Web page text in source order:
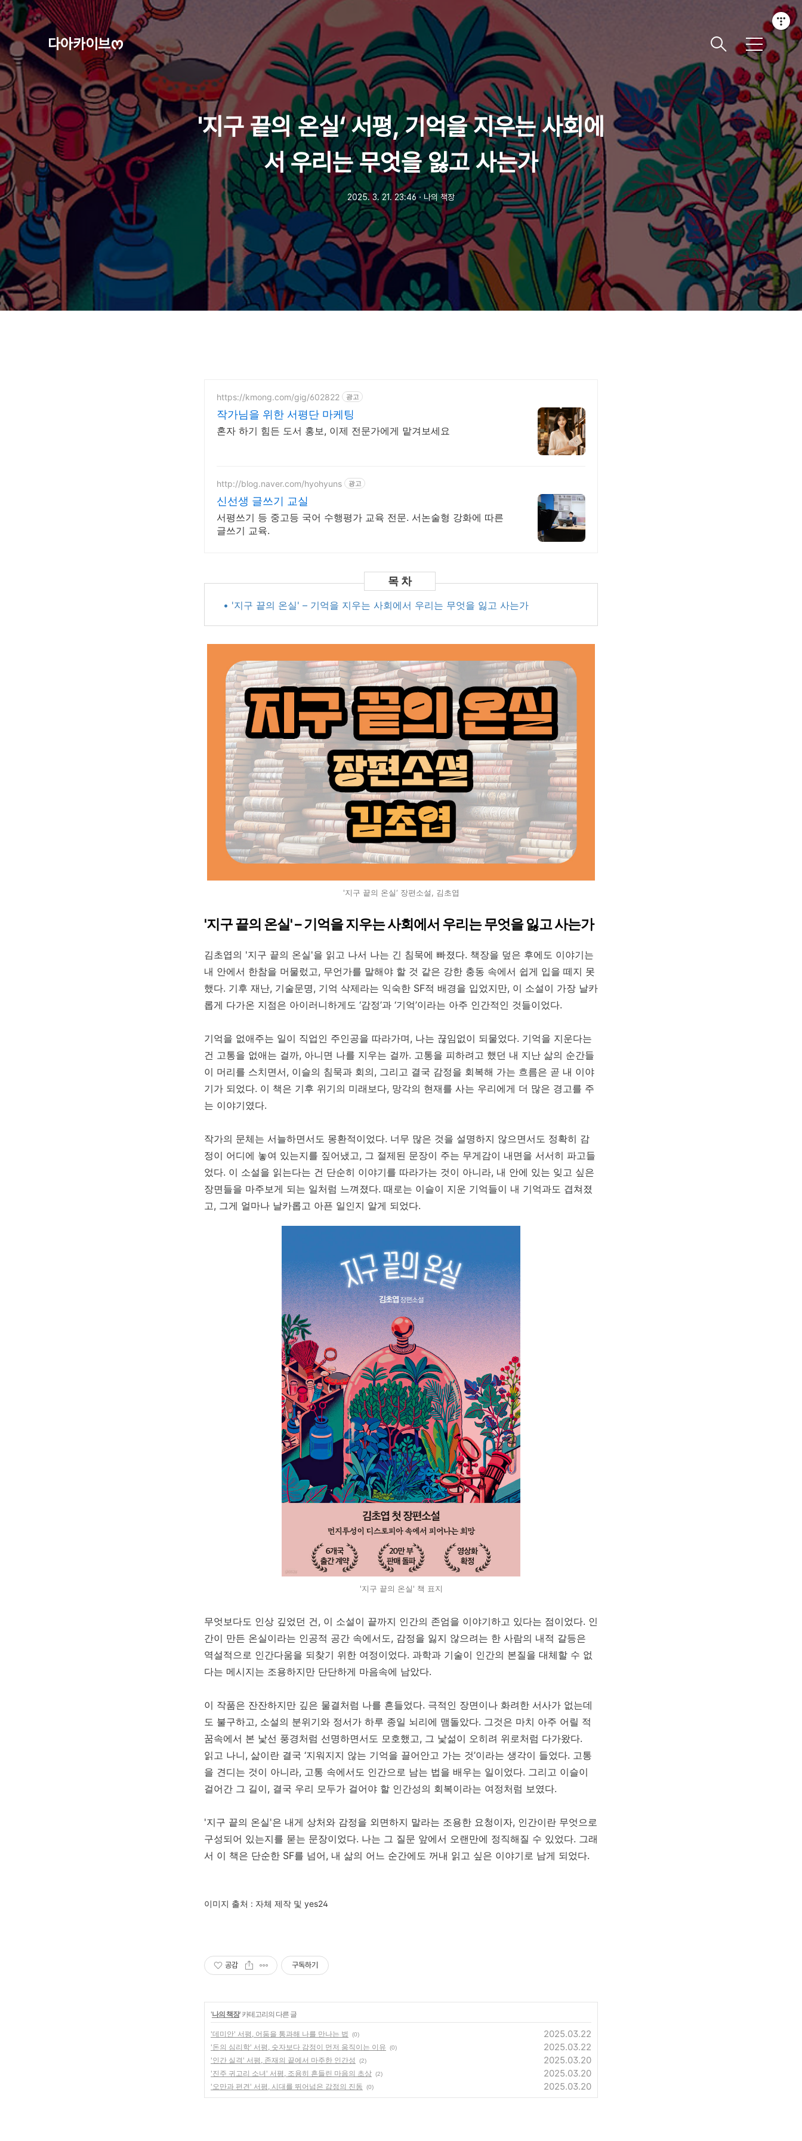
다아카이브ᰔ
메
뉴
'지구 끝의 온실‘ 서평, 기억을 지우는 사회에
서 우리는 무엇을 잃고 사는가
2025. 3. 21. 23:46ㆍ 나의 책장
https://kmong.com/gig/602822 광고
작가님을 위한 서평단 마케팅
혼자 하기 힘든 도서 홍보, 이제 전문가에게 맡겨보세요
http://blog.naver.com/hyohyuns 광고
신선생 글쓰기 교실
서평쓰기 등 중고등 국어 수행평가 교육 전문. 서논술형 강화에 따른
글쓰기 교육.
• '지구 끝의 온실' – 기억을 지우는 사회에서 우리는 무엇을 잃고 사는가
'지구 끝의 온실‘ 장편소설, 김초엽
'지구 끝의 온실' – 기억을 지우는 사회에서 우리는 무엇을 잃고 사는가
김초엽의 '지구 끝의 온실'을 읽고 나서 나는 긴 침묵에 빠졌다. 책장을 덮은 후에도 이야기는
내 안에서 한참을 머물렀고, 무언가를 말해야 할 것 같은 강한 충동 속에서 쉽게 입을 떼지 못
했다. 기후 재난, 기술문명, 기억 삭제라는 익숙한 SF적 배경을 입었지만, 이 소설이 가장 날카
롭게 다가온 지점은 아이러니하게도 ‘감정’과 ‘기억’이라는 아주 인간적인 것들이었다.
기억을 없애주는 일이 직업인 주인공을 따라가며, 나는 끊임없이 되물었다. 기억을 지운다는
건 고통을 없애는 걸까, 아니면 나를 지우는 걸까. 고통을 피하려고 했던 내 지난 삶의 순간들
이 머리를 스치면서, 이슬의 침묵과 회의, 그리고 결국 감정을 회복해 가는 흐름은 곧 내 이야
기가 되었다. 이 책은 기후 위기의 미래보다, 망각의 현재를 사는 우리에게 더 많은 경고를 주
는 이야기였다.
작가의 문체는 서늘하면서도 몽환적이었다. 너무 많은 것을 설명하지 않으면서도 정확히 감
정이 어디에 놓여 있는지를 짚어냈고, 그 절제된 문장이 주는 무게감이 내면을 서서히 파고들
었다. 이 소설을 읽는다는 건 단순히 이야기를 따라가는 것이 아니라, 내 안에 있는 잊고 싶은
장면들을 마주보게 되는 일처럼 느껴졌다. 때로는 이슬이 지운 기억들이 내 기억과도 겹쳐졌
고, 그게 얼마나 날카롭고 아픈 일인지 알게 되었다.
'지구 끝의 온실' 책 표지
무엇보다도 인상 깊었던 건, 이 소설이 끝까지 인간의 존엄을 이야기하고 있다는 점이었다. 인
간이 만든 온실이라는 인공적 공간 속에서도, 감정을 잃지 않으려는 한 사람의 내적 갈등은
역설적으로 인간다움을 되찾기 위한 여정이었다. 과학과 기술이 인간의 본질을 대체할 수 없
다는 메시지는 조용하지만 단단하게 마음속에 남았다.
이 작품은 잔잔하지만 깊은 물결처럼 나를 흔들었다. 극적인 장면이나 화려한 서사가 없는데
도 불구하고, 소설의 분위기와 정서가 하루 종일 뇌리에 맴돌았다. 그것은 마치 아주 어릴 적
꿈속에서 본 낯선 풍경처럼 선명하면서도 모호했고, 그 낯섦이 오히려 위로처럼 다가왔다.
읽고 나니, 삶이란 결국 ‘지워지지 않는 기억을 끌어안고 가는 것’이라는 생각이 들었다. 고통
을 견디는 것이 아니라, 고통 속에서도 인간으로 남는 법을 배우는 일이었다. 그리고 이슬이
걸어간 그 길이, 결국 우리 모두가 걸어야 할 인간성의 회복이라는 여정처럼 보였다.
'지구 끝의 온실'은 내게 상처와 감정을 외면하지 말라는 조용한 요청이자, 인간이란 무엇으로
구성되어 있는지를 묻는 문장이었다. 나는 그 질문 앞에서 오랜만에 정직해질 수 있었다. 그래
서 이 책은 단순한 SF를 넘어, 내 삶의 어느 순간에도 꺼내 읽고 싶은 이야기로 남게 되었다.
이미지 출처 : 자체 제작 및 yes24
공감 구독하기
'나의 책장' 카테고리의 다른 글
'데미안' 서평, 어둠을 통과해 나를 만나는 법 (0) 2025.03.22
'돈의 심리학' 서평, 숫자보다 감정이 먼저 움직이는 이유 (0) 2025.03.22
'인간 실격' 서평, 존재의 끝에서 마주한 인간성 (2) 2025.03.20
'진주 귀고리 소녀' 서평, 조용히 흔들린 마음의 초상 (2) 2025.03.20
'오만과 편견' 서평, 시대를 뛰어넘은 감정의 진동 (0) 2025.03.20